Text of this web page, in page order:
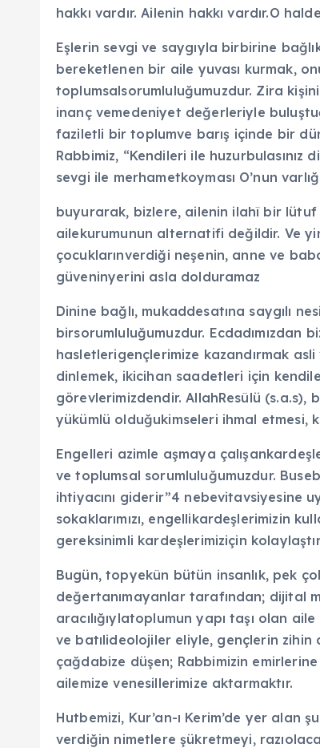
hakkı vardır. Ailenin hakkı vardır.O
Eşlerin sevgi ve saygıyla birbirine
bereketlenen bir aile yuvası kurmak,
toplumsalsorumluluğumuzdur. Zira
inanç vemedeniyet değerleriyle
faziletli bir toplumve barış içinde bir
Rabbimiz, “Kendileri ile
sevgi ile merhametkoyması O’nun
buyurarak, bizlere, ailenin ilahî bir lütuf
ailekurumunun alternatifi değildir. Ve
çocuklarınverdiği neşenin, anne ve
güveninyerini asla dolduramaz
Dinine bağlı, mukaddesatına saygılı
birsorumluluğumuzdur. Ecdadımızdan
hasletlerigençlerimize kazandırmak
dinlemek, ikicihan saadetleri için
görevlerimizdendir. AllahResûlü (s.a.s),
yükümlü olduğukimseleri ihmal etmesi,
Engelleri azimle aşmaya
ve toplumsal sorumluluğumuzdur.
ihtiyacını giderir”4 nebevitavsiyesine
sokaklarımızı, engellikardeşlerimizin
gereksinimli kardeşlerimiziçin
Bugün, topyekûn bütün insanlık, pek
değertanımayanlar tarafından; dijital
aracılığıylatoplumun yapı taşı olan
ve batılideolojiler eliyle, gençlerin zihin
çağdabize düşen; Rabbimizin emirlerine
ailemize venesillerimize aktarmaktır.
Hutbemizi, Kur’an-ı Kerim’de yer alan
verdiğin nimetlere şükretmeyi,